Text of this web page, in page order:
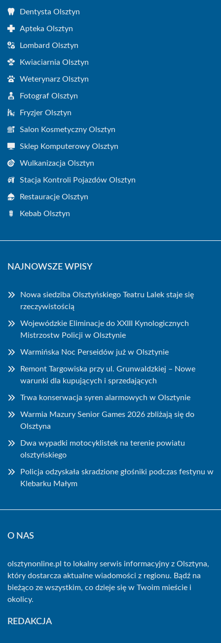
Dentysta Olsztyn
Apteka Olsztyn
Lombard Olsztyn
Kwiaciarnia Olsztyn
Weterynarz Olsztyn
Fotograf Olsztyn
Fryzjer Olsztyn
Salon Kosmetyczny Olsztyn
Sklep Komputerowy Olsztyn
Wulkanizacja Olsztyn
Stacja Kontroli Pojazdów Olsztyn
Restauracje Olsztyn
Kebab Olsztyn
NAJNOWSZE WPISY
Nowa siedziba Olsztyńskiego Teatru Lalek staje się
rzeczywistością
Wojewódzkie Eliminacje do XXIII Kynologicznych
Mistrzostw Policji w Olsztynie
Warmińska Noc Perseidów już w Olsztynie
Remont Targowiska przy ul. Grunwaldzkiej – Nowe
warunki dla kupujących i sprzedających
Trwa konserwacja syren alarmowych w Olsztynie
Warmia Mazury Senior Games 2026 zbliżają się do
Olsztyna
Dwa wypadki motocyklistek na terenie powiatu
olsztyńskiego
Policja odzyskała skradzione głośniki podczas festynu w
Klebarku Małym
O NAS
olsztynonline.pl to lokalny serwis informacyjny z Olsztyna,
który dostarcza aktualne wiadomości z regionu. Bądź na
bieżąco ze wszystkim, co dzieje się w Twoim mieście i
okolicy.
REDAKCJA